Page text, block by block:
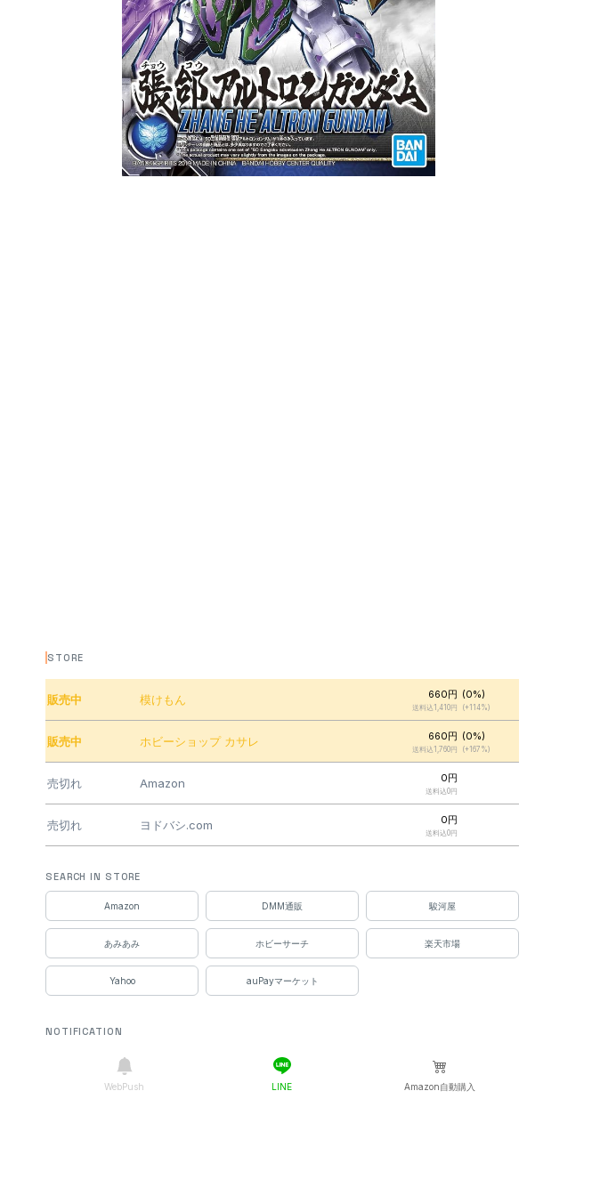
STORE
販売中 模けもん 660円
送料込1,410円
(0%)
(+114%)
販売中 ホビーショップ カサレ 660円
送料込1,760円
(0%)
(+167%)
売切れ Amazon 0円
送料込0円
売切れ ヨドバシ.com 0円
送料込0円
0円
0円
送料込530円
売切れ DMM通販
売切れ
0円
送料込550円
SEARCH IN STORE
Amazon DMM通販 駿河屋
あみあみ ホビーサーチ 楽天市場
Yahoo auPayマーケット
NOTIFICATION
WebPush LINE Amazon自動購入